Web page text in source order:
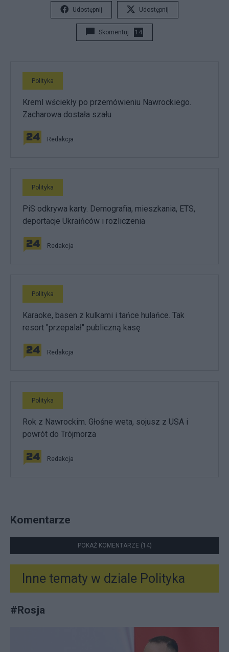
Udostępnij Udostępnij
Skomentuj 14
Polityka
Kreml wściekły po przemówieniu Nawrockiego.
Zacharowa dostała szału
Redakcja
Polityka
PiS odkrywa karty. Demografia, mieszkania, ETS,
deportacje Ukraińców i rozliczenia
Redakcja
Polityka
Karaoke, basen z kulkami i tańce hulańce. Tak
resort "przepalał" publiczną kasę
Redakcja
Polityka
Rok z Nawrockim. Głośne weta, sojusz z USA i
powrót do Trójmorza
Redakcja
Komentarze
POKAŻ KOMENTARZE (14)
Inne tematy w dziale Polityka
#Rosja